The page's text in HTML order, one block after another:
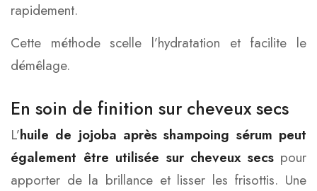
rapidement.
Cette méthode scelle l’hydratation et facilite le
démêlage.
En soin de finition sur cheveux secs
L’huile de jojoba après shampoing sérum peut
également être utilisée sur cheveux secspour
apporter de la brillance et lisser les frisottis. Une